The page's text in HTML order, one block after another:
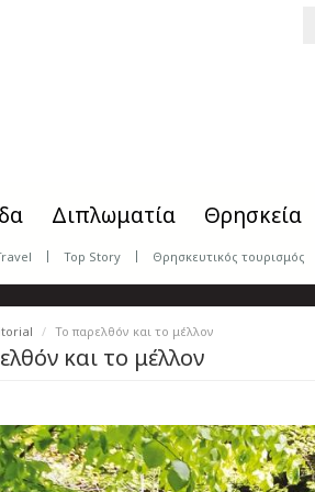
Διπλωματία Θρησκεία
Top Story Θρησκευτικός τουρισμός
Το παρελθόν και το μέλλον
και το μέλλον